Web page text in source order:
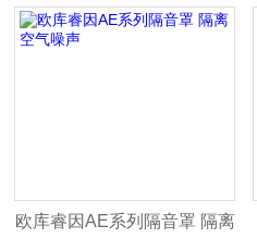
欧库睿因AE系列隔音罩 隔离